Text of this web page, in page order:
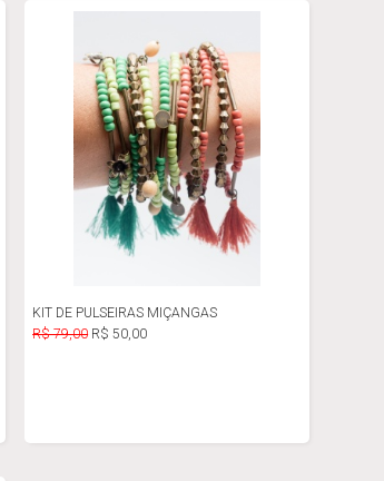
KIT DE PULSEIRAS MIÇANGAS
R$ 79,00R$ 50,00